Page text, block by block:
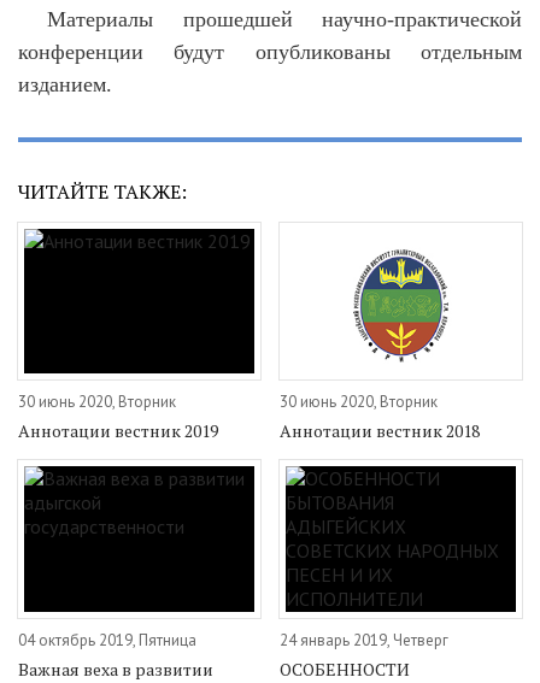
Материалы прошедшей научно-практической
конференции будут опубликованы отдельным
изданием.
ЧИТАЙТЕ ТАКЖЕ:
30 июнь 2020, Вторник
Аннотации вестник 2019
30 июнь 2020, Вторник
Аннотации вестник 2018
04 октябрь 2019, Пятница
Важная веха в развитии
24 январь 2019, Четверг
ОСОБЕННОСТИ